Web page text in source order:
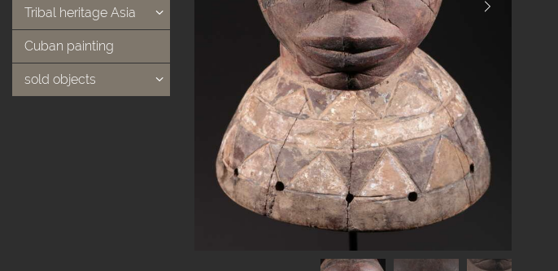
Tribal heritage Asia
Cuban painting
sold objects